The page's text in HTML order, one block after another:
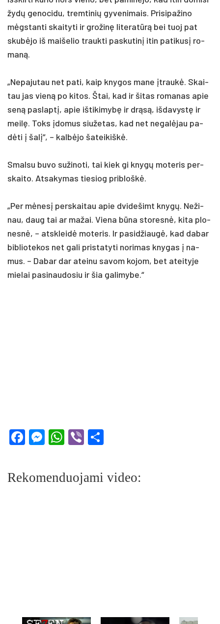
žydų ge­no­ci­du, trem­ti­nių gy­ve­ni­mais. Pri­si­pa­ži­no
mėgstan­ti skai­ty­ti ir gro­žinę li­te­ratūrą bei tuoj pat
skubė­jo iš mai­še­lio trauk­ti pa­sku­tinį itin pa­ti­kusį ro­
maną.
„Ne­pa­ju­tau net pa­ti, kaip kny­gos ma­ne įtraukė. Skai­
tau jas vieną po ki­tos. Štai, kad ir ši­tas ro­ma­nas apie
seną pa­slaptį, apie iš­ti­ki­mybę ir drąsą, iš­da­vystę ir
meilę. Toks įdo­mus siu­že­tas, kad net ne­galė­jau pa­
dėti į šalį“, – kalbė­jo ša­tei­kiškė.
Smal­su bu­vo su­ži­no­ti, tai kiek gi knygų mo­te­ris per­
skai­to. At­sa­ky­mas tie­siog pri­bloškė.
„Per mėnesį per­skai­tau apie dvi­de­šimt knygų. Ne­ži­
nau, daug tai ar ma­žai. Vie­na būna sto­resnė, ki­ta plo­
nesnė, – at­skleidė mo­te­ris. Ir pa­si­džiaugė, kad da­bar
bib­lio­te­kos net ga­li pri­sta­ty­ti no­ri­mas kny­gas į na­
mus. – Da­bar dar atei­nu sa­vom ko­jom, bet atei­ty­je
mie­lai pa­si­nau­do­siu ir šia ga­li­my­be.“
Facebook
Messenger
WhatsApp
Viber
Rekomenduojami video: